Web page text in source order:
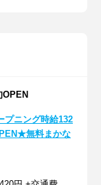
プニング時給132
無料まかな